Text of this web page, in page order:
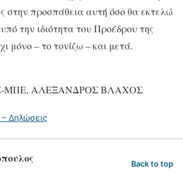
στην προσπάθεια αυτή όσο θα εκτελώ
την ιδιότητα του Προέδρου της
μόνο – το τονίζω – και μετά.
ΜΠΕ, ΑΛΕΞΑΝΔΡΟΣ ΒΛΑΧΟΣ
– Δηλώσεις
Back to top